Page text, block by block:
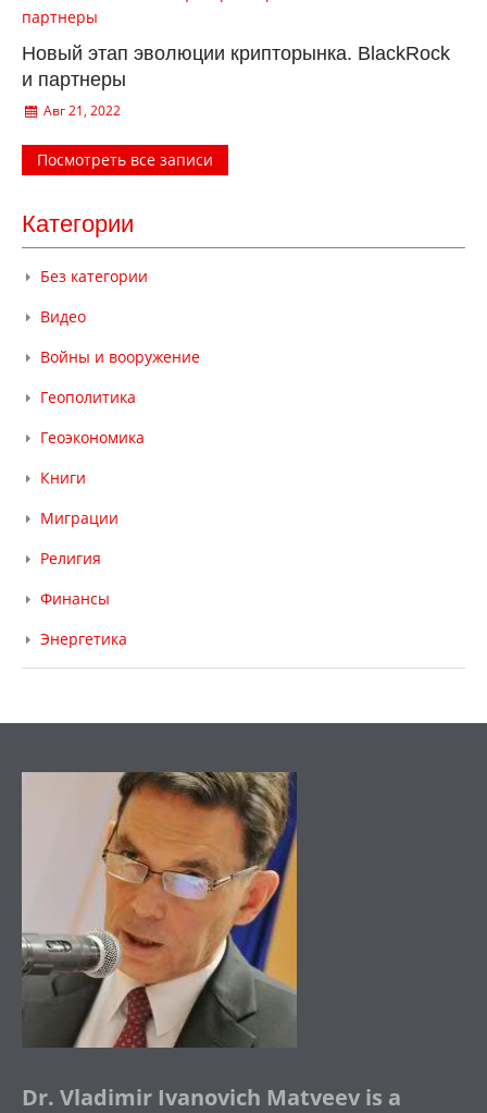
Новый этап эволюции крипторынка. BlackRock
и партнеры
Авг 21, 2022
Посмотреть все записи
Категории
Без категории
Видео
Войны и вооружение
Геополитика
Геоэкономика
Книги
Миграции
Религия
Финансы
Энергетика
Dr. Vladimir Ivanovich Matveev is a